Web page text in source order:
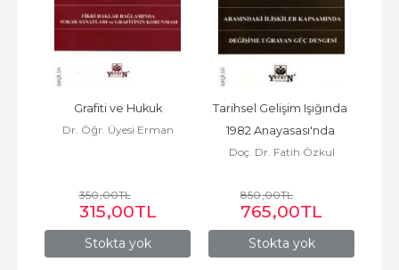
Stokta yok
Grafiti ve Hukuk
Dr. Öğr. Üyesi Erman
350,00TL
315,00TL
Stokta yok
Tarihsel Gelişim Işığında
1982 Anayasası'nda
Yasama ve Yürütme
Doç. Dr. Fatih Özkul
850,00TL
765,00TL